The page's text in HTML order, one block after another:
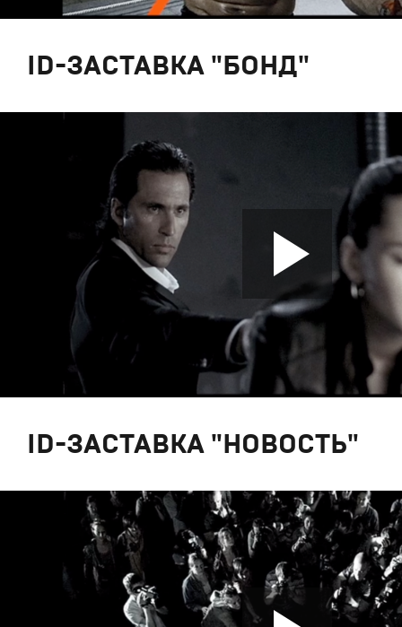
ID-ЗАСТАВКА "БОНД"
ID-ЗАСТАВКА "НОВОСТЬ"